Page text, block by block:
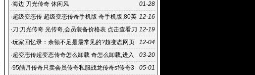
01-28
·海边 刀光传奇 休闲风
12-16
·超级变态传 超级变态传奇手机版 奇手机版,80英
雄合击企业进稀有
12-19
·刀:刀光传奇 光传奇,会员装备价格表 点击查看刀
光传奇装备价格表
12-04
·玩家回忆录：余额不足是最常见的?超变态网页
传奇 一句话 传奇私服太坑爹
03-20
·超变态传超变态传奇怎么卸载 奇怎么卸载,进入
杀毒、360卫士扫描
05-01
·95皓月传奇只卖会员传奇私服战龙传奇sf传奇3